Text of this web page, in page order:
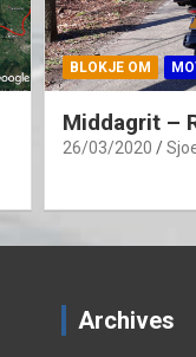
BLOKJE OM
Middagrit –
26/03/2020
Archives